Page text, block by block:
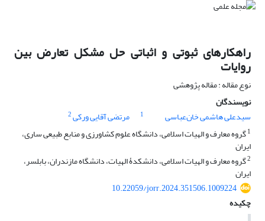
راهکارهای ثبوتی و اثباتی حل مشکل تعارض بین
روایات
نوع مقاله : مقاله پژوهشی
نویسندگان
سیدعلی هاشمی خان‌عباسی
1 مرتضی آقایی ورکی2
1گروه معارف و الهیات اسلامی، دانشگاه علوم کشاورزی و منابع طبیعی ساری،
ایران
2گروه معارف و الهیات اسلامی، دانشکدۀ الهیات، دانشگاه مازندران، بابلسر،
ایران
10.22059/jorr.2024.351506.1009224
چکیده